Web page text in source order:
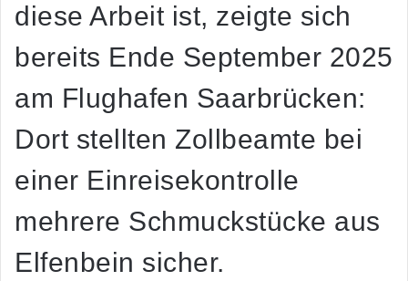
diese Arbeit ist, zeigte sich
bereits Ende September 2025
am Flughafen Saarbrücken:
Dort stellten Zollbeamte bei
einer Einreisekontrolle
mehrere Schmuckstücke aus
Elfenbein sicher.